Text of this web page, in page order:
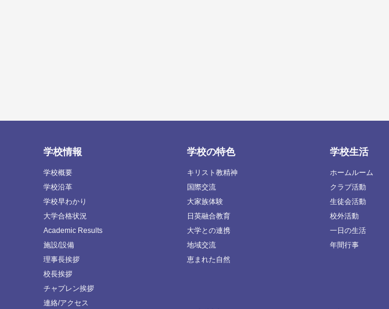
学校情報
学校概要
学校沿革
学校早わかり
大学合格状況
Academic Results
施設/設備
理事長挨拶
校長挨拶
チャプレン挨拶
連絡/アクセス
学校の特色
キリスト教精神
国際交流
大家族体験
日英融合教育
大学との連携
地域交流
恵まれた自然
学校生活
ホームルーム
クラブ活動
生徒会活動
校外活動
一日の生活
年間行事